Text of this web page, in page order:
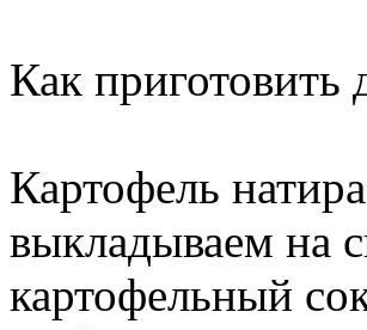
Как
Картофель
выкладываем на
картофельный